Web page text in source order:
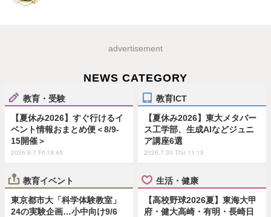
advertisement
NEWS CATEGORY
教育・受験
【夏休み2026】すぐ行けるイ
ベント情報おまとめ便＜8/9-
15開催＞
2026.8.7 Fri 19:45
教育ICT
【夏休み2026】東大メタバー
ス工学部、生成AIなどジュニ
ア講座6選
2026.7.30 Thu 11:15
教育イベント
東京都市大「科学体験教室」
24の実験企画…小中向け9/6
生活・健康
【高校野球2026夏】東海大甲
府・健大高崎・有明・長崎日